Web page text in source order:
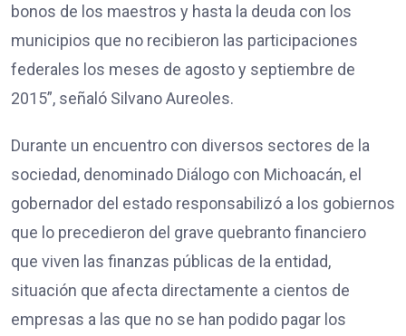
bonos de los maestros y hasta la deuda con los
municipios que no recibieron las participaciones
federales los meses de agosto y septiembre de
2015”, señaló Silvano Aureoles.
Durante un encuentro con diversos sectores de la
sociedad, denominado Diálogo con Michoacán, el
gobernador del estado responsabilizó a los gobiernos
que lo precedieron del grave quebranto financiero
que viven las finanzas públicas de la entidad,
situación que afecta directamente a cientos de
empresas a las que no se han podido pagar los